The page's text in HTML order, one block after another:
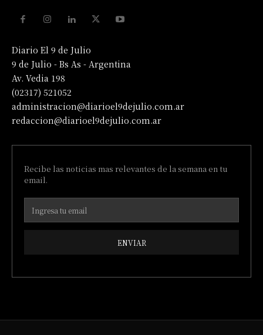
Diario El 9 de Julio
9 de Julio - Bs As - Argentina
Av. Vedia 198
(02317) 521052
administracion@diarioel9dejulio.com.ar
redaccion@diarioel9dejulio.com.ar
Recibe las noticias mas relevantes de la semana en tu
email.
ENVIAR